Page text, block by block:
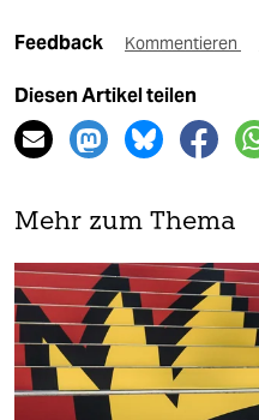
Feedback Kommentieren
Diesen Artikel teilen
Mehr zum Thema